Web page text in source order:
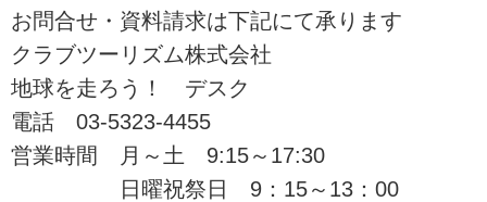
意！ツアーの検索・ご予約も簡単
です。
お問合せ・資料請求は下記にて承ります
クラブツーリズム株式会社
地球を走ろう！ デスク
電話 03-5323-4455
営業時間 月～土 9:15～17:30
日曜祝祭日 9：15～13：00